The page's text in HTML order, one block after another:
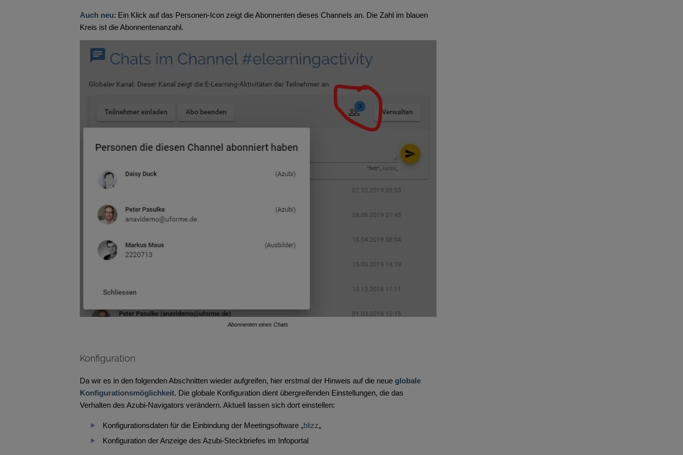
Auch neu: Ein Klick auf das Personen-Icon zeigt die Abonnenten dieses Channels an. Die Zahl im blauen
Kreis ist die Abonnentenanzahl.
Abonnenten eines Chats
Konfiguration
Da wir es in den folgenden Abschnitten wieder aufgreifen, hier erstmal der Hinweis auf die neue globale
Konfigurationsmöglichkeit. Die globale Konfiguration dient übergreifenden Einstellungen, die das
Verhalten des Azubi-Navigators verändern. Aktuell lassen sich dort einstellen:
Konfigurationsdaten für die Einbindung der Meetingsoftware „blizz„
Konfiguration der Anzeige des Azubi-Steckbriefes im Infoportal